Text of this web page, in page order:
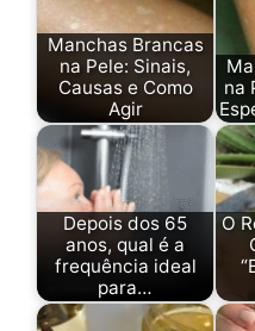
Manchas Brancas
na Pele: Sinais,
Causas e Como
Agir
na
Depois dos 65
anos, qual é a
frequência ideal
para…
O